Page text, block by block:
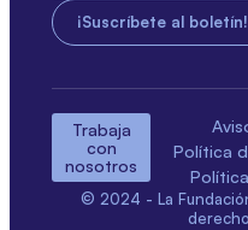
Trabaja
con
nosotros
Política
© 2024 - La